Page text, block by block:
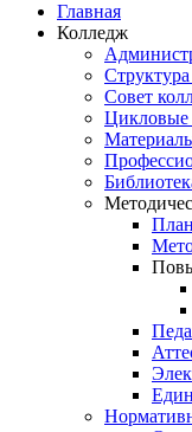
Главная
Колледж
Совет
Цикловые